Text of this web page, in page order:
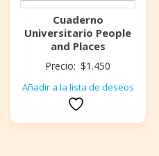
Cuaderno
Universitario People
and Places
Precio: $1.450
Añadir a la lista de deseos